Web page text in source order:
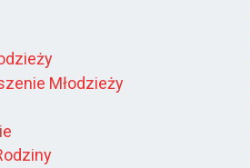
Młodzieży